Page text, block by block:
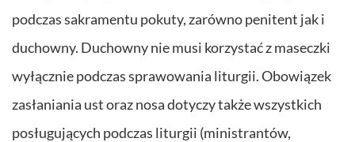
podczas sakramentu pokuty, zarówno penitent jak i
duchowny. Duchowny nie musi korzystać z maseczki
wyłącznie podczas sprawowania liturgii. Obowiązek
zasłaniania ust oraz nosa dotyczy także wszystkich
posługujących podczas liturgii (ministrantów,